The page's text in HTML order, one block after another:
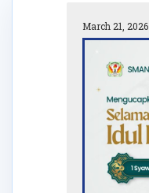
March 21, 2026